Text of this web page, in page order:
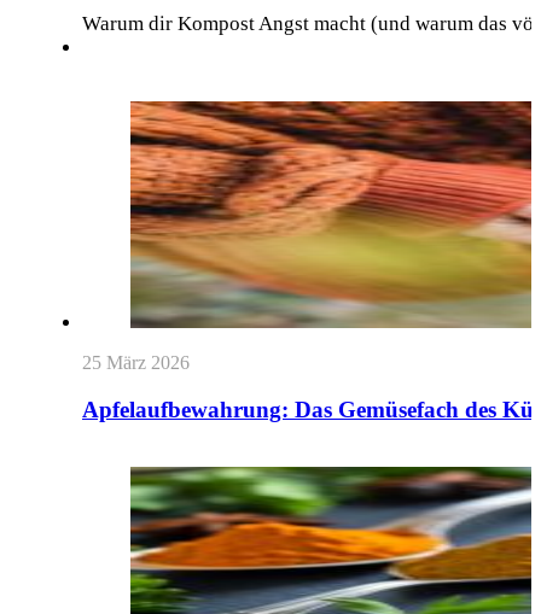
Warum dir Kompost Angst macht (und warum das
25 März 2026
Apfelaufbewahrung: Das Gemüsefach des